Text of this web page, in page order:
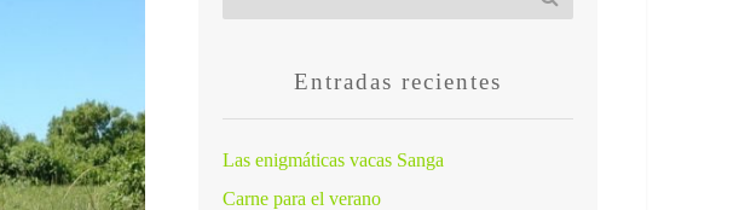
Entradas recientes
Las enigmáticas vacas Sanga
Carne para el verano